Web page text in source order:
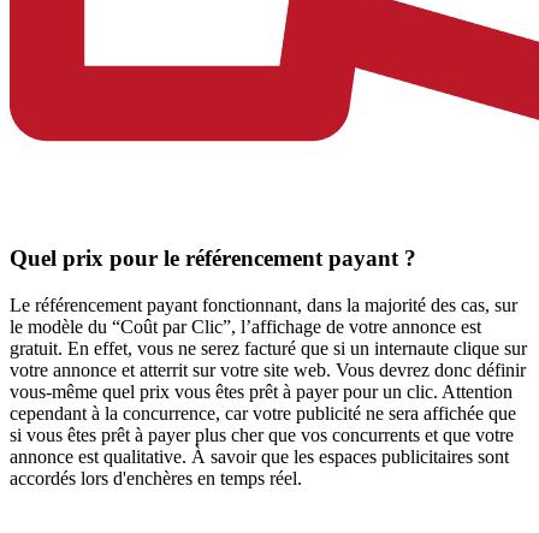
Quel prix pour le référencement payant ?
Le référencement payant fonctionnant, dans la majorité des cas, sur
le modèle du “Coût par Clic”, l’affichage de votre annonce est
gratuit. En effet, vous ne serez facturé que si un internaute clique sur
votre annonce et atterrit sur votre site web. Vous devrez donc définir
vous-même quel prix vous êtes prêt à payer pour un clic. Attention
cependant à la concurrence, car votre publicité ne sera affichée que
si vous êtes prêt à payer plus cher que vos concurrents et que votre
annonce est qualitative. À savoir que les espaces publicitaires sont
accordés lors d'enchères en temps réel.